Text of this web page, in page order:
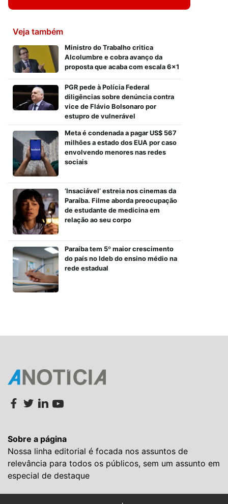
Veja também
Ministro do Trabalho critica
Alcolumbre e cobra avanço da
proposta que acaba com escala 6×1
PGR pede à Polícia Federal
diligências sobre denúncia contra
vice de Flávio Bolsonaro por
estupro de vulnerável
Meta é condenada a pagar US$ 567
milhões a estado dos EUA por caso
envolvendo menores nas redes
sociais
‘Insaciável’ estreia nos cinemas da
Paraíba. Filme aborda preocupação
de estudante de medicina em
relação ao seu corpo
Paraíba tem 5º maior crescimento
do país no Ideb do ensino médio na
rede estadual
Sobre a página
Nossa linha editorial é focada nos assuntos de
relevância para todos os públicos, sem um assunto em
especial de destaque